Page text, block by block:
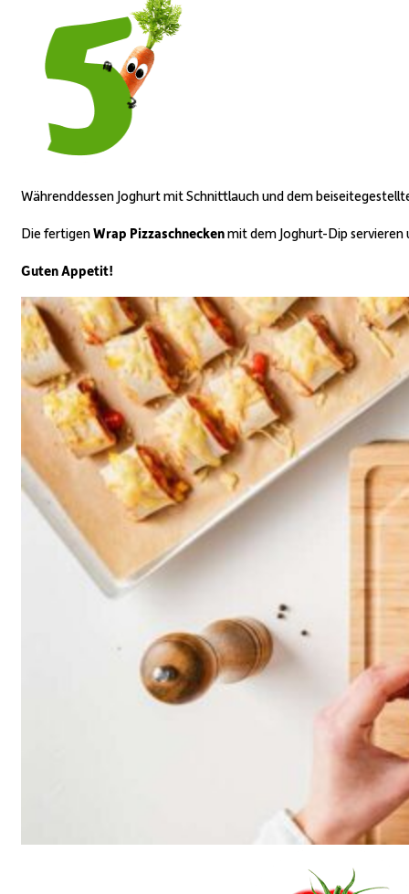
Währenddessen Joghurt mit Schnittlauch und dem
Die fertigenWrap Pizzaschneckenmit dem Joghurt-Dip servieren
Guten Appetit!